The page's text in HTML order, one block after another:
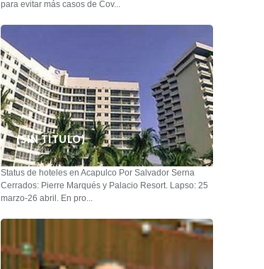
para evitar más casos de Cov...
(SIN TÍTULO)
Status de hoteles en Acapulco Por Salvador Serna
Cerrados: Pierre Marqués y Palacio Resort. Lapso: 25
marzo-26 abril. En pro...